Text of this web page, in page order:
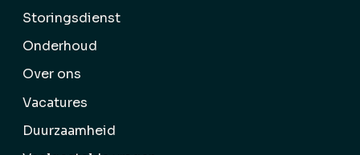
Storingsdienst
Onderhoud
Over ons
Vacatures
Duurzaamheid